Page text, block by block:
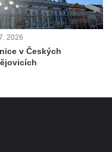
u
2026
v Českých